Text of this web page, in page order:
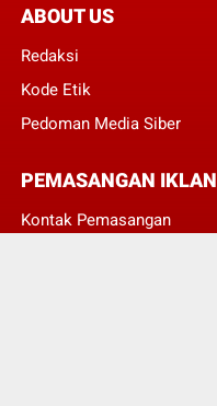
ABOUT US
Redaksi
Kode Etik
Pedoman Media Siber
PEMASANGAN IKLAN
Kontak Pemasangan